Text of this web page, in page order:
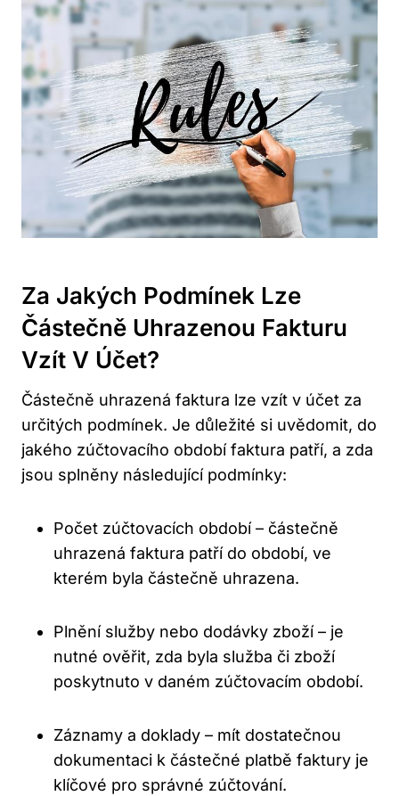
Za Jakých Podmínek Lze
Částečně Uhrazenou Fakturu
Vzít V Účet?
Částečně uhrazená faktura lze vzít v účet za
určitých podmínek. Je důležité si uvědomit, do
jakého zúčtovacího období faktura patří, a zda
jsou splněny následující podmínky:
Počet zúčtovacích období – částečně
uhrazená faktura patří do období, ve
kterém byla částečně uhrazena.
Plnění služby nebo dodávky zboží – je
nutné ověřit, zda byla služba či zboží
poskytnuto v daném zúčtovacím období.
Záznamy a doklady – mít dostatečnou
dokumentaci k částečné platbě faktury je
klíčové pro správné zúčtování.